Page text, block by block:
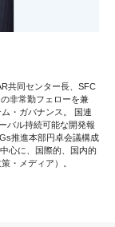
共同センター長、SFC
非常勤フェローを兼
・ガバナンス。 国連
バル持続可能な開発報
推進本部円卓会議構成
心に、国際的、国内的
・メディア）。